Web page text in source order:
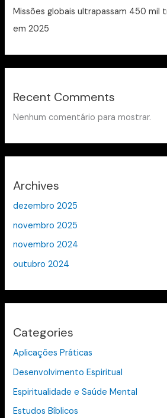
Missões globais ultrapassam 450 mil
em 2025
Recent Comments
Nenhum comentário para mostrar.
Archives
dezembro 2025
novembro 2025
novembro 2024
outubro 2024
Categories
Aplicações Práticas
Desenvolvimento Espiritual
Espiritualidade e Saúde Mental
Estudos Bíblicos